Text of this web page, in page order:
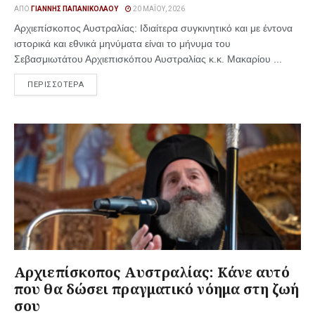
ΑΠΌ ΓΙΆΝΝΗΣ ΠΑΠΑΝΙΚΟΛΆΟΥ 20 ΜΑΪ́ΟΥ, 2026
Αρχιεπίσκοπος Αυστραλίας: Ιδιαίτερα συγκινητικό και με έντονα
ιστορικά και εθνικά μηνύματα είναι το μήνυμα του
Σεβασμιωτάτου Αρχιεπισκόπου Αυστραλίας κ.κ. Μακαρίου ...
ΠΕΡΙΣΣΟΤΕΡΑ
Αρχιεπίσκοπος Αυστραλίας: Κάνε αυτό
που θα δώσει πραγματικό νόημα στη ζωή
σου